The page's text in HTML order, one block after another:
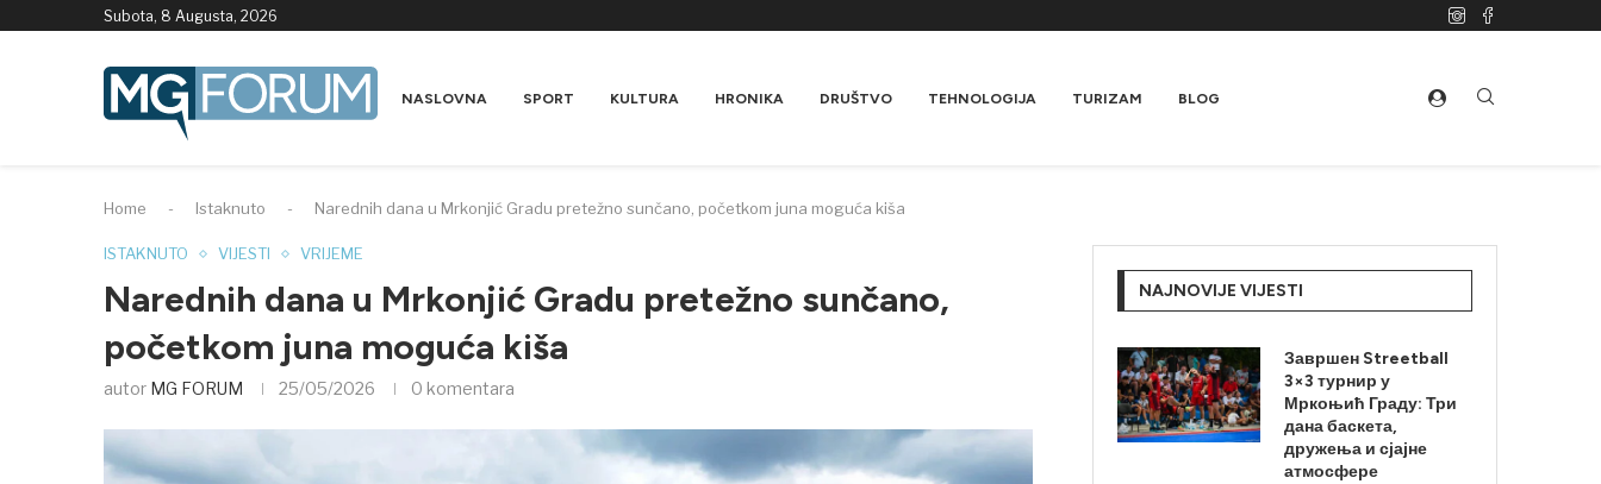
Subota, 8 Augusta, 2026
NASLOVNA SPORT KULTURA HRONIKA DRUŠTVO TEHNOLOGIJA TURIZAM BLOG
Home - Istaknuto - Narednih dana u Mrkonjić Gradu pretežno sunčano, početkom juna moguća kiša
ISTAKNUTO VIJESTI VRIJEME
Narednih dana u Mrkonjić Gradu pretežno sunčano,
početkom juna moguća kiša
autor MG FORUM 25/05/2026 0 komentara
NAJNOVIJE VIJESTI
Завршен Streetball
3×3 турнир у
Мркоњић Граду: Три
дана баскета,
дружења и сјајне
атмосфере